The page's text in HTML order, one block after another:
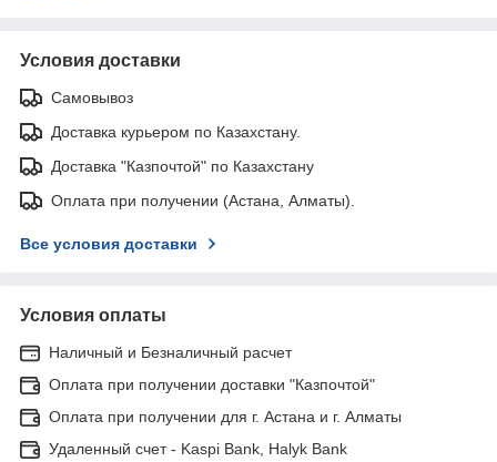
Условия доставки
Самовывоз
Доставка курьером по Казахстану.
Доставка "Казпочтой" по Казахстану
Оплата при получении (Астана, Алматы).
Все условия доставки
Условия оплаты
Наличный и Безналичный расчет
Оплата при получении доставки "Казпочтой"
Оплата при получении для г. Астана и г. Алматы
Удаленный счет - Kaspi Bank, Halyk Bank